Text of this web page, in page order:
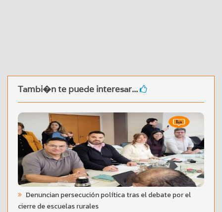
Tambi�n te puede interesar...
Denuncian persecución política tras el debate por el
cierre de escuelas rurales